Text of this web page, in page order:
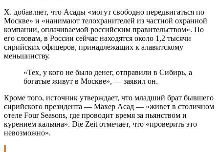
Х. добавляет, что Асады «могут свободно передвигаться по
Москве» и «нанимают телохранителей из частной охранной
компании, оплачиваемой российским правительством». По
его словам, в России сейчас находятся около 1,2 тысячи
сирийских офицеров, принадлежащих к алавитскому
меньшинству.
«Тех, у кого не было денег, отправили в Сибирь, а
богатые живут в Москве», — заявил он.
Кроме того, источник утверждает, что младший брат бывшего
сирийского президента — Махер Асад — «живет в столичном
отеле Four Seasons, где проводит время за пьянством и
курением кальяна». Die Zeit отмечает, что «проверить это
невозможно».